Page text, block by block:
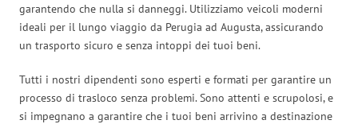
garantendo che nulla si danneggi. Utilizziamo veicoli moderni
ideali per il lungo viaggio da Perugia ad Augusta, assicurando
un trasporto sicuro e senza intoppi dei tuoi beni.
Tutti i nostri dipendenti sono esperti e formati per garantire un
processo di trasloco senza problemi. Sono attenti e scrupolosi, e
si impegnano a garantire che i tuoi beni arrivino a destinazione